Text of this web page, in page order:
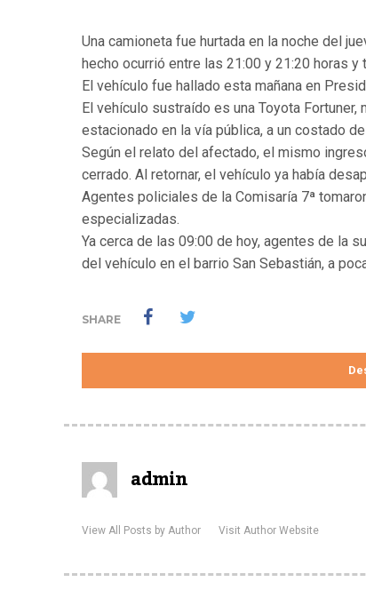
Una camioneta fue hurtada en la noche del
hecho ocurrió entre las 21:00 y 21:20 horas
El vehículo fue hallado esta mañana en
El vehículo sustraído es una Toyota
estacionado en la vía pública, a un costado
Según el relato del afectado, el mismo
cerrado. Al retornar, el vehículo ya había
Agentes policiales de la Comisaría 7ª
especializadas.
Ya cerca de las 09:00 de hoy, agentes de la
del vehículo en el barrio San Sebastián, a
SHARE
admin
View All Posts by Author Visit Author Website